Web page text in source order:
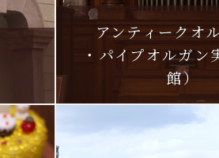
アンティークオ
・パイプオルガン
館）